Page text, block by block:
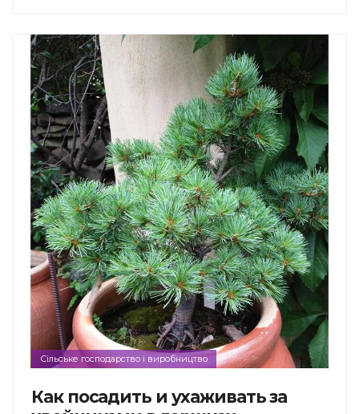
Сільське господарство і виробництво
Как посадить и ухаживать за